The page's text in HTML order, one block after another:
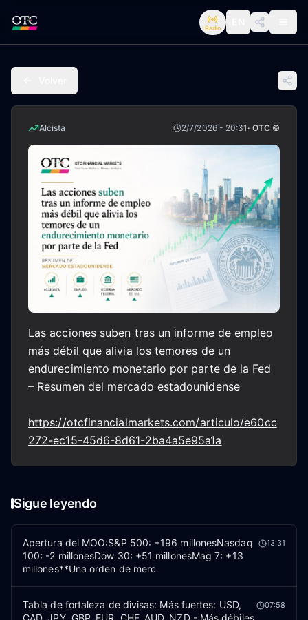
Radio
Alcista 2/7/2026 - 20:31 · OTC ©
Las acciones suben tras un informe de empleo
más débil que alivia los temores de un
endurecimiento monetario por parte de la Fed
– Resumen del mercado estadounidense
https://otcfinancialmarkets.com/articulo/e60cc
272-ec15-45d6-8d61-2ba4a5e95a1a
Sigue leyendo
Apertura del MOO:S&P 500: +196 millonesNasdaq
100: -2 millonesDow 30: +51 millonesMag 7: +13
millones**Una orden de merc
13:31
Tabla de fortaleza de divisas: Más fuertes: USD,
07:58